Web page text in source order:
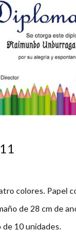
colores. Papel
de 28 cm de
de 10 unidades.